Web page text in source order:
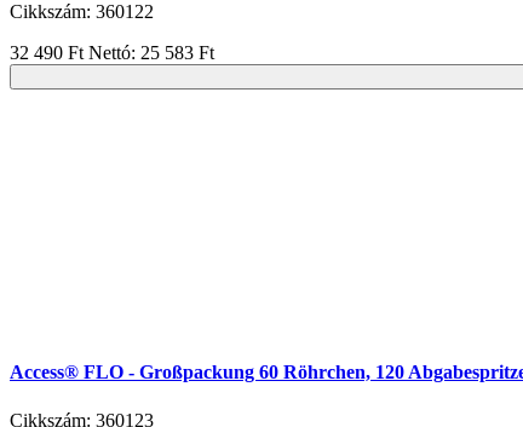
Cikkszám: 360122
32 490 Ft Nettó: 25 583 Ft
Access® FLO - Großpackung 60 Röhrchen, 120
Cikkszám: 360123